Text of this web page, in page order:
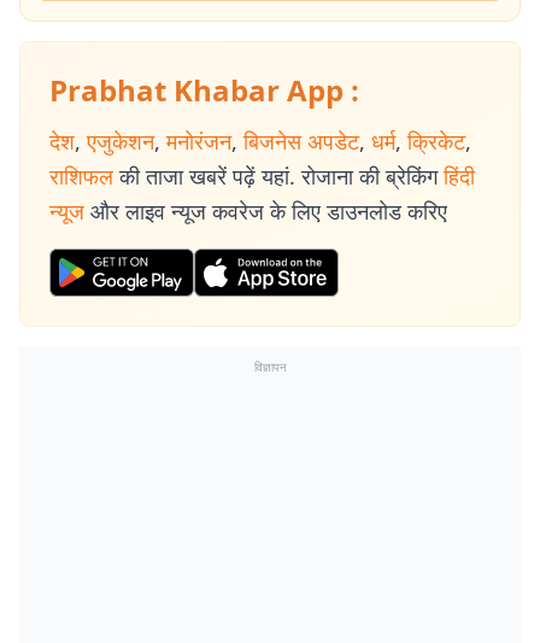
Prabhat Khabar App :
देश, एजुकेशन, मनोरंजन, बिजनेस अपडेट, धर्म, क्रिकेट,
राशिफल की ताजा खबरें पढ़ें यहां. रोजाना की ब्रेकिंग हिंदी
न्यूज और लाइव न्यूज कवरेज के लिए डाउनलोड करिए
विज्ञापन